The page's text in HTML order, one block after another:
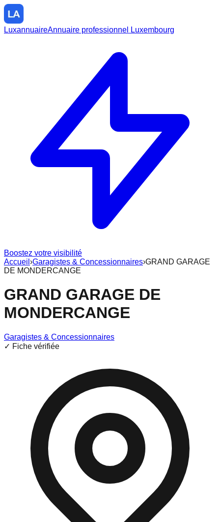
LuxannuaireAnnuaire professionnel Luxembourg
Boostez votre visibilité
Accueil ›Garagistes & Concessionnaires›GRAND GARAGE
DE MONDERCANGE
GRAND GARAGE DE
MONDERCANGE
Garagistes & Concessionnaires
✓ Fiche vérifiée